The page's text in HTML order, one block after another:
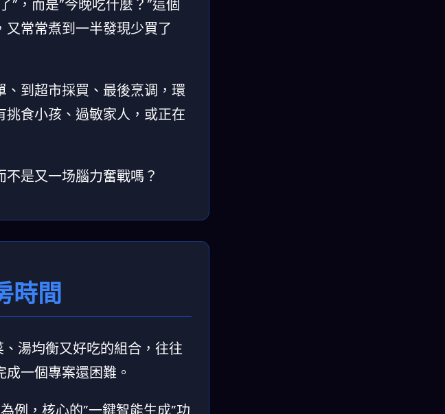
”，而是”今晚吃什麼？”這個
常常煮到一半發現少買了
、到超市採買、最後烹调，環
食小孩、過敏家人，或正在
是又一场腦力奮戰嗎？
時間
湯均衡又好吃的組合，往往
一個專案還困難。